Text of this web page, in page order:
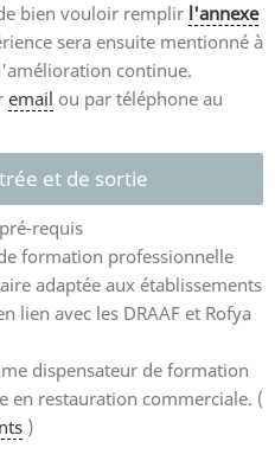
bien vouloir remplir l'annexe
sera ensuite mentionné à
continue.
email ou par téléphone au
et de sortie
requis
formation professionnelle
adaptée aux établissements
lien avec les DRAAF et Rofya
dispensateur de formation
en restauration commerciale. (
)